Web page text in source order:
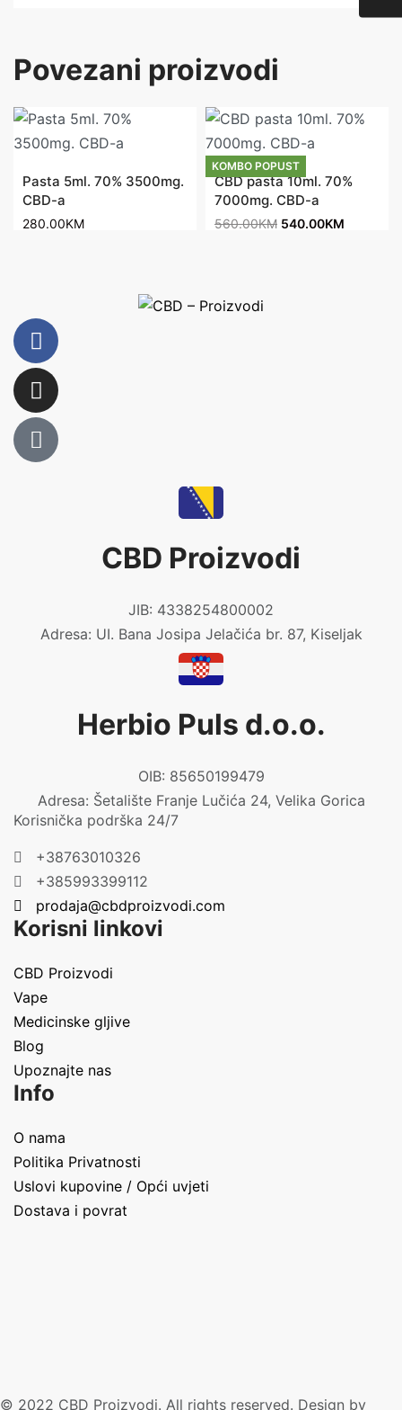
Povezani proizvodi
Pasta 5ml. 70% 3500mg.
CBD-a
280.00KM
KOMBO POPUST
CBD pasta 10ml. 70%
7000mg. CBD-a
560.00KM 540.00KM
CBD Proizvodi
JIB: 4338254800002
Adresa: UI. Bana Josipa Jelačića br. 87, Kiseljak
Herbio Puls d.o.o.
OIB: 85650199479
Adresa: Šetalište Franje Lučića 24, Velika Gorica
Korisnička podrška 24/7
+38763010326
+385993399112
prodaja@cbdproizvodi.com
Korisni linkovi
CBD Proizvodi
Vape
Medicinske gljive
Blog
Upoznajte nas
Info
O nama
Politika Privatnosti
Uslovi kupovine / Opći uvjeti
Dostava i povrat
© 2022 CBD Proizvodi. All rights reserved. Design by